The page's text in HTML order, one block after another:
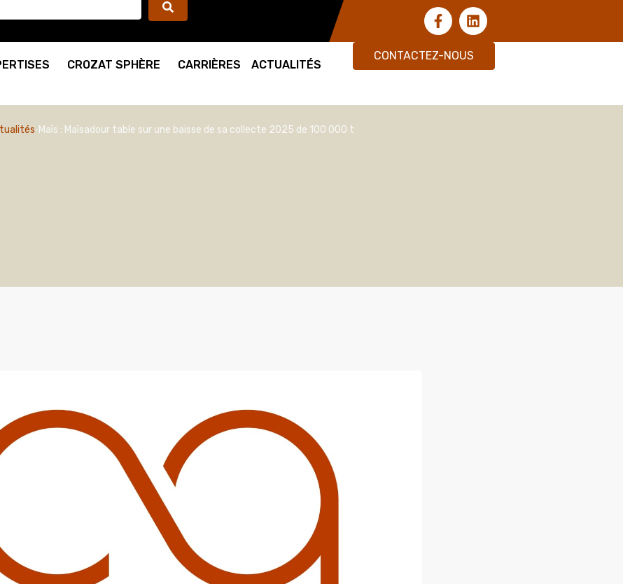
CROZAT SPHÈRE CARRIÈRES ACTUALITÉS
CONTACTEZ-NOUS
Maïs : Maïsadour table sur une baisse de sa collecte 2025 de 100 000 t